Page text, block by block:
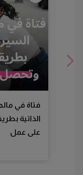
فتاة في
الذاتية
على عمل